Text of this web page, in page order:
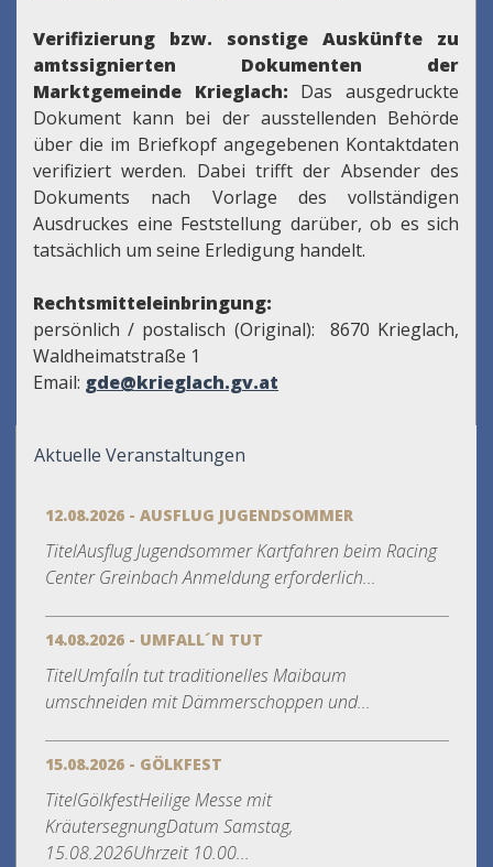
Verifizierung bzw. sonstige Auskünfte zu
amtssignierten Dokumenten der
Marktgemeinde Krieglach: Das ausgedruckte
Dokument kann bei der ausstellenden Behörde
über die im Briefkopf angegebenen Kontaktdaten
verifiziert werden. Dabei trifft der Absender des
Dokuments nach Vorlage des vollständigen
Ausdruckes eine Feststellung darüber, ob es sich
tatsächlich um seine Erledigung handelt.
Rechtsmitteleinbringung:
persönlich / postalisch (Original): 8670 Krieglach,
Waldheimatstraße 1
Email: gde@krieglach.gv.at
Aktuelle Veranstaltungen
12.08.2026 - AUSFLUG JUGENDSOMMER
TitelAusflug Jugendsommer Kartfahren beim Racing
Center Greinbach Anmeldung erforderlich...
14.08.2026 - UMFALL´N TUT
TitelUmfall´n tut traditionelles Maibaum
umschneiden mit Dämmerschoppen und...
15.08.2026 - GÖLKFEST
TitelGölkfestHeilige Messe mit
KräutersegnungDatum Samstag,
15.08.2026Uhrzeit 10.00...